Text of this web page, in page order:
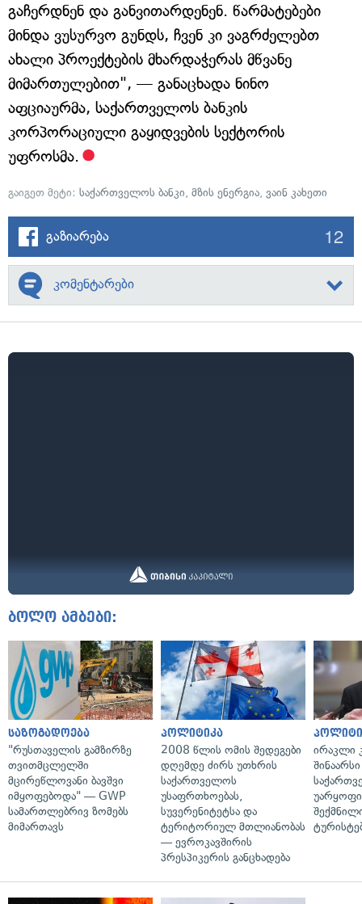
გაჩერდნენ და განვითარდენენ. წარმატებები
მინდა ვუსურვო გუნდს, ჩვენ კი ვაგრძელებთ
ახალი პროექტების მხარდაჭერას მწვანე
მიმართულებით", — განაცხადა ნინო
აფციაურმა, საქართველოს ბანკის
კორპორაციული გაყიდვების სექტორის
უფროსმა.
გაიგეთ მეტი: საქართველოს ბანკი, მზის ენერგია, ვაინ კახეთი
გაზიარება 12
კომენტარები
ბოლო ამბები:
საზოგადოება
"რუსთაველის გამზირზე
თვითმცლელში
მცირეწლოვანი ბავშვი
იმყოფებოდა" — GWP
სამართლებრივ ზომებს
მიმართავს
პოლიტიკა
2008 წლის ომის შედეგები
დღემდე ძირს უთხრის
საქართველოს
უსაფრთხოებას,
სუვერენიტეტსა და
ტერიტორიულ მთლიანობას
— ევროკავშირის
პრესპიკერის განცხადება
ირაკლი